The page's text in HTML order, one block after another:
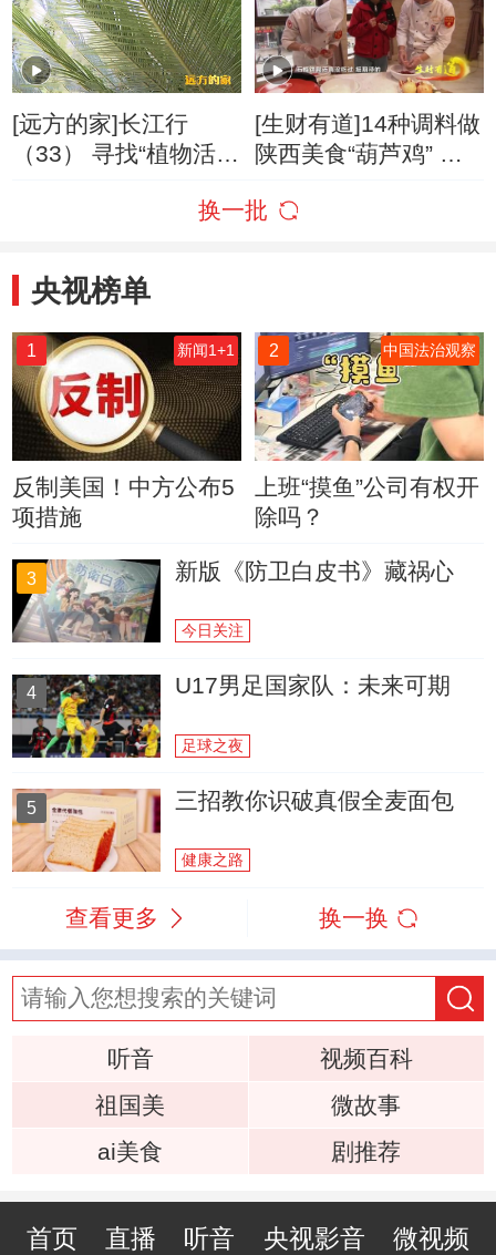
[远方的家]长江行
（33） 寻找“植物活化
[生财有道]14种调料做
陕西美食“葫芦鸡” 火
换一批
央视榜单
1 新闻1+1
反制美国！中方公布5
项措施
2 中国法治观察
上班“摸鱼”公司有权开
除吗？
3 新版《防卫白皮书》藏祸心
今日关注
4 U17男足国家队：未来可期
足球之夜
5 三招教你识破真假全麦面包
健康之路
查看更多 换一换
听音
视频百科
祖国美
微故事
ai美食
剧推荐
首页 直播 听音 央视影音 微视频